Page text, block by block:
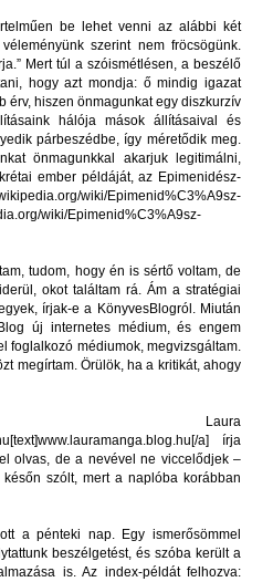
be lehet venni az alábbi két
szerint nem fröcsögünk.
Mert túl a szóismétlésen, a beszélő
hogy azt mondja: ő mindig igazat
érv, hiszen önmagunkat egy diszkurzív
hálója mások állításaival és
párbeszédbe, így méretődik meg.
önmagunkkal akarjuk legitimálni,
ember példáját, az Epimenidész-
wiki/Epimenid%C3%A9sz-
wiki/Epimenid%C3%A9sz-
tudom, hogy én is sértő voltam, de
okot találtam rá. Ám a stratégiai
írjak-e a KönyvesBlogról. Miután
új internetes médium, és engem
foglalkozó médiumok, megvizsgáltam.
megírtam. Örülök, ha a kritikát, ahogy
Laura
a] írja
olvas, de a nevével ne viccelődjek –
szólt, mert a naplóba korábban
a pénteki nap. Egy ismerősömmel
beszélgetést, és szóba került a
is. Az index-példát felhozva: